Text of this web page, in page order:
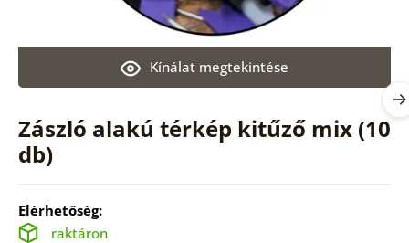
Zászló alakú térkép kitűző mix (10
db)
Kínálat megtekintése
Elérhetőség:
raktáron